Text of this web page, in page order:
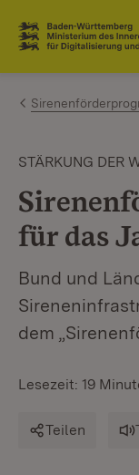
Zum Inhalt
Link zur
STÄRKUNG DER
für das
Bund und
dem
Lesezeit: 19
Teilen